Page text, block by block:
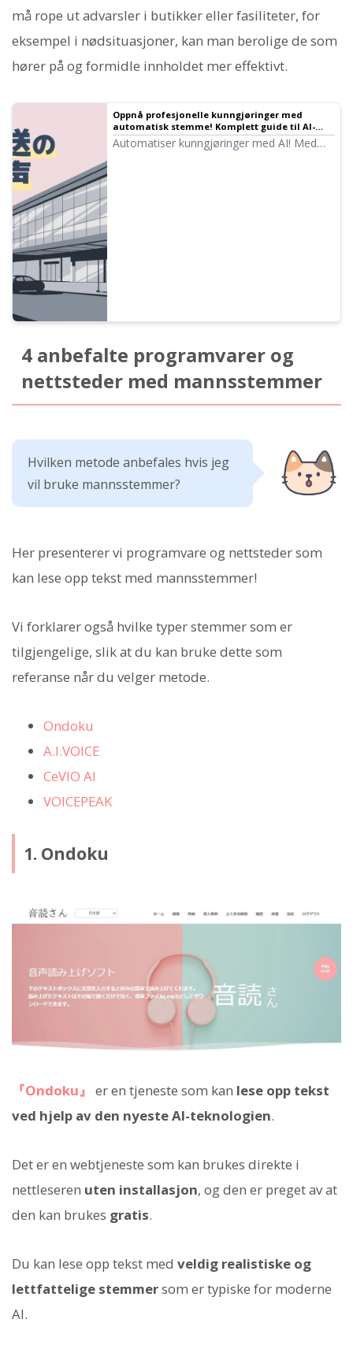
må rope ut advarsler i butikker eller fasiliteter, for
eksempel i nødsituasjoner, kan man berolige de som
hører på og formidle innholdet mer effektivt.
Oppnå profesjonelle kunngjøringer med
automatisk stemme! Komplett guide til AI-
annonsering | Ondoku
Automatiser kunngjøringer med AI! Med
4 anbefalte programvarer og
nettsteder med mannsstemmer
Hvilken metode anbefales hvis jeg
vil bruke mannsstemmer?
Her presenterer vi programvare og nettsteder som
kan lese opp tekst med mannsstemmer!
Vi forklarer også hvilke typer stemmer som er
tilgjengelige, slik at du kan bruke dette som
referanse når du velger metode.
Ondoku
A.I.VOICE
CeVIO AI
VOICEPEAK
1. Ondoku
『Ondoku』 er en tjeneste som kan lese opp tekst
ved hjelp av den nyeste AI-teknologien.
Det er en webtjeneste som kan brukes direkte i
nettleseren uten installasjon, og den er preget av at
den kan brukes gratis.
Du kan lese opp tekst med veldig realistiske og
lettfattelige stemmersom er typiske for moderne
AI.